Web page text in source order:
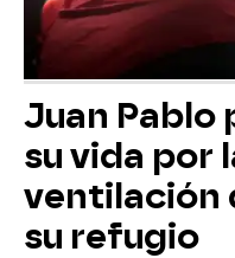
Juan Pablo
su vida por
ventilación
su refugio